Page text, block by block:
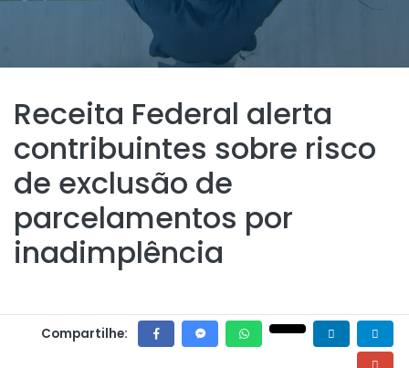
Receita Federal alerta
contribuintes sobre risco
de exclusão de
parcelamentos por
inadimplência
Compartilhe: